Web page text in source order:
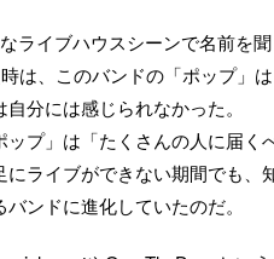
ライブハウスシーンで名前を
は、このバンドの「ポップ」
分には感じられなかった。
プ」は「たくさんの人に届く
ライブができない期間でも
ンドに進化していたのだ。